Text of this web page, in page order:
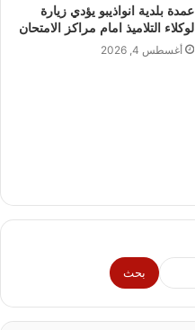
عمدة بلدية انواذيبو يؤدي زيارة
لوكلاء التلاميذ امام مراكز الامتحان
أغسطس 4, 2026
بحث